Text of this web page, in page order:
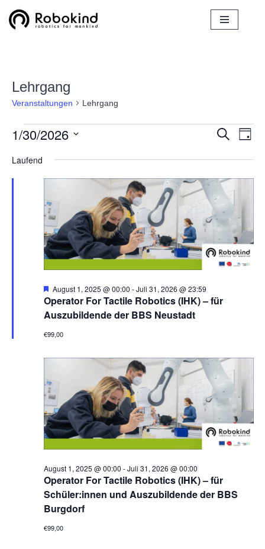
Zum
Lehrgang
Veranstaltungen Lehrgang
Suche
und
Suche
Tag
1/30/2026
Laufend
Operator For Tactile Robotics (IHK) – für
Auszubildende der BBS Neustadt
H
e
r
v
r
b
e
n
August 1, 2025 @ 00:00 -Juli 31, 2026 @ 23:59
€99,00
Operator For Tactile Robotics (IHK) – für
Schüler:innen und Auszubildende der BBS
Burgdorf
August 1, 2025 @ 00:00 -Juli 31, 2026 @ 00:00
€99,00